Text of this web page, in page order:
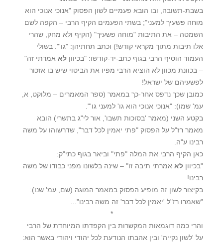
בשבת-תשובה, ובו הובא פעמיים לשון הפסוק "אנוכי אנוכי הוא
מוחה פשעיך למעני"; בשתי הפעמים הקיף הרבי – הקפה לשם
השמטה – את התיבות "מוחה פשעיך" (הקיף ולא מחק, שהרי
אלו תיבות מתוך מקראי קודש!) וכתב תחתיהן: "גו'". בשולי
העמוד הוסיף הרבי בגוף כתב-יד-קודשו: "בכיוון לא אמרתי זה"
– בכוונת מכוון לא הוציא הרבי מפיו את הביטוי שיש בו אזכור
לפשעיהם של ישראל!
כמובן שכך נדפס אחר-כך במאמר (ספר המאמרים – מלוקט, א,
עמ' שמו): "אנוכי אנוכי הוא גו' למעני גו'".
בקטע השני (מאמר 'בסוכות תשבו', אור לי"ג בתשרי) הובא
מאמר רז"ל על הפסוק "פתי יאמין לכל דבר", שדרשוהו על משה
רבינו ע"ה.
כאן הקיף הרבי את המלה "פתי" וביאר בגוף כתי"ק:
"בכיוון לא אמרתי תיבה זו" – שינה בלשונו מפני כבודו של משה
רבינו!
בקיצור לשון זה מופיע הפסוק במאמר המוגה (שם, עמ' שנו):
"שאמרו רז"ל 'יאמין לכל דבר' זה משה רבינו"...
*
והרי כמה דוגמאות המקשרות בין הקפדתו המיוחדת של הרבי
על 'לשון נקייה' ובין אהבתו הנודעת לכל יהודי ויהודי באשר הוא: